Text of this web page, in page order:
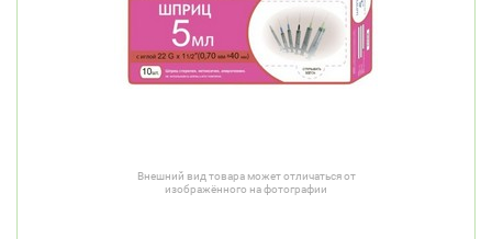
Внешний вид товара может отличаться от
изображённого на фотографии